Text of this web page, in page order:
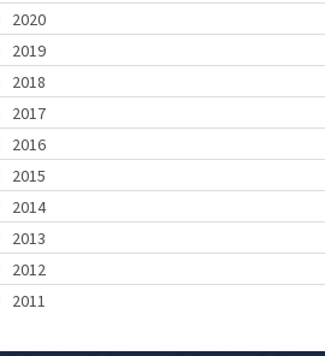
2020
2019
2018
2017
2016
2015
2014
2013
2012
2011